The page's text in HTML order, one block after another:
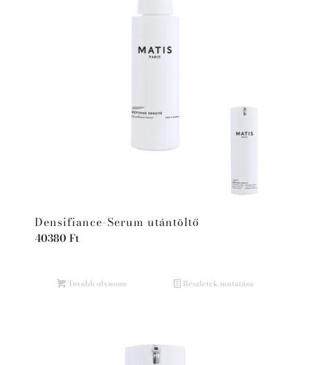
Densifiance-Serum utántöltő
40380 Ft
Tovább olvasom Részletek mutatása